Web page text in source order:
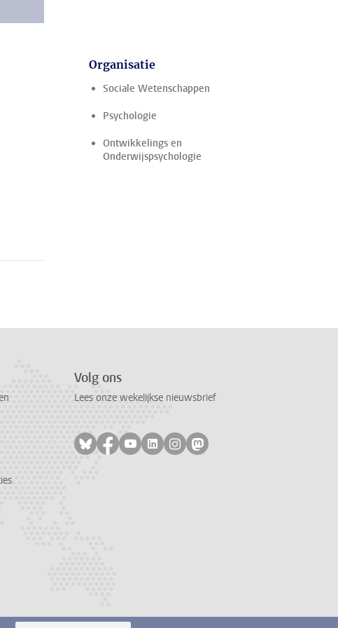
Organisatie
Sociale Wetenschappen
Psychologie
Ontwikkelings en
Onderwijspsychologie
Volg ons
Lees onze wekelijkse nieuwsbrief
Volg ons op bluesky
Volg ons op facebook
Volg ons op youtube
Volg ons op linkedin
Volg ons op instagram
Volg ons op mastodon